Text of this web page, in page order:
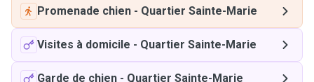
Promenade chien - Quartier Sainte-Marie
Visites à domicile - Quartier Sainte-Marie
Garde de chien - Quartier Sainte-Marie